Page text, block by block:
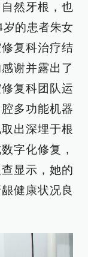
然牙根，也
岁的患者朱女
复科治疗结
谢并露出了
复科团队运
多功能机器
出深埋于根
字化修复，
显示，她的
健康状况良